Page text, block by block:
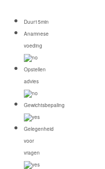
Duur15min
Anamnese
voeding
Opstellen
advies
Gewichtsbepaling
Gelegenheid
voor
vragen